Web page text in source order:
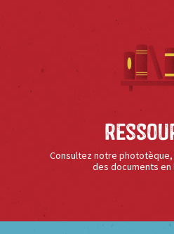
Consultez notre
des documents en